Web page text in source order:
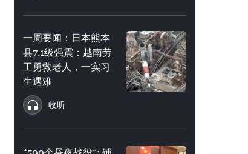
一周要闻：日本熊本
县7.1级强震：越南劳
工勇救老人，一实习
生遇难
收听